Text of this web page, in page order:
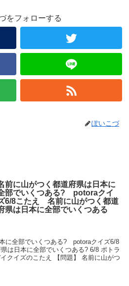
をフォローする
ぽいこづ
前に山がつく都道府県は日本に
部でいくつある? potoraクイ
6/8こたえ 名前に山がつく都道
県は日本に全部でいくつある
に全部でいくつある? potoraクイズ6/8
は日本に全部でいくつある? 6/8 ポトラ
クイズのこたえ 【問題】 名前に山がつ